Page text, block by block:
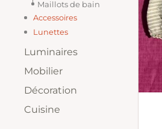
Maillots de bain
Accessoires
Ceintures
Foulards, écharpes,
Lunettes
Lunettes de Soleil
Lunettes de Lecture
Luminaires
Suspensions
Plafonniers
Lampadaires
Lampes de table
Appliques
Ampoules, Douilles,
Rosaces
Mobilier
Meubles, étagères,
bureaux, et chevet
Assises
Tables Basses
Petits rangements et
porte manteaux
Décoration
Coussins, plaids et tapis
Photophores et Vases
Horloges et réveils
Miroirs
Parfums d'intérieur
Esteban
Cuisine